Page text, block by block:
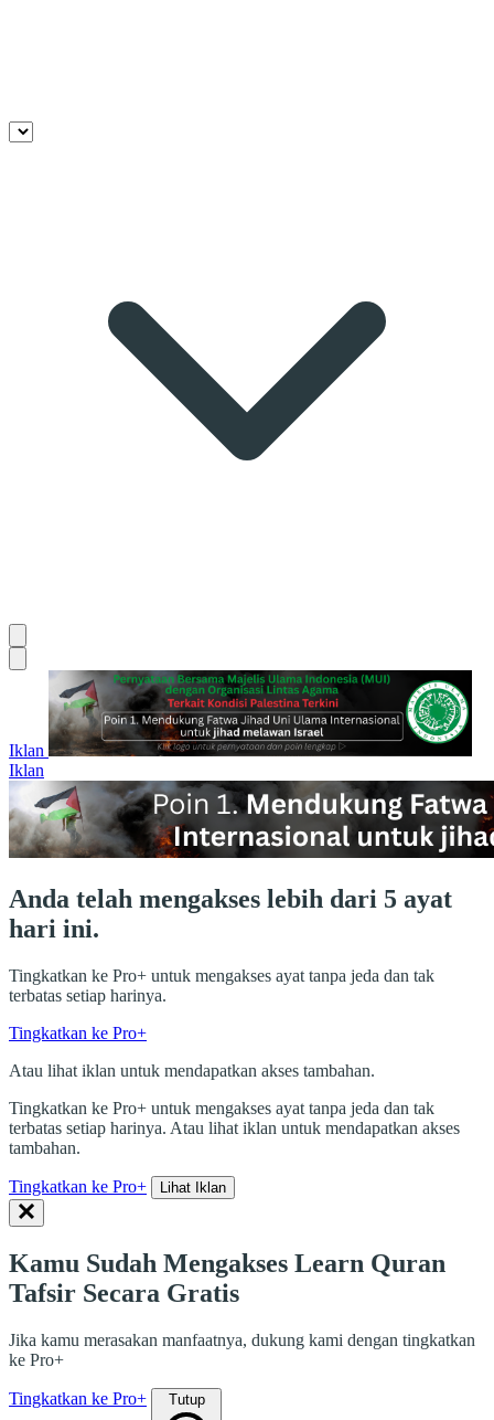
Iklan
Iklan
Anda telah mengakses lebih dari 5 ayat
hari ini.
Tingkatkan ke Pro+ untuk mengakses ayat tanpa jeda dan tak
terbatas setiap harinya.
Tingkatkan ke Pro+
Atau lihat iklan untuk mendapatkan akses tambahan.
Tingkatkan ke Pro+ untuk mengakses ayat tanpa jeda dan tak
terbatas setiap harinya. Atau lihat iklan untuk mendapatkan akses
tambahan.
Tingkatkan ke Pro+ Lihat Iklan
Kamu Sudah Mengakses Learn Quran
Tafsir Secara Gratis
Jika kamu merasakan manfaatnya, dukung kami dengan tingkatkan
ke Pro+
Tingkatkan ke Pro+ Tutup